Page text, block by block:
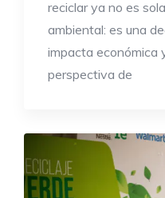
reciclar ya no es
ambiental: es una
impacta económica
perspectiva de